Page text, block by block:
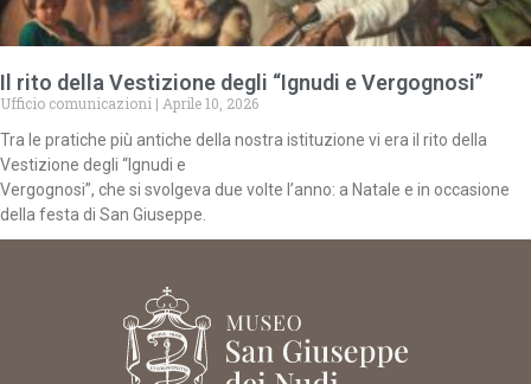
Il rito della Vestizione degli “Ignudi e Vergognosi”
Ufficio comunicazioni
Aprile 10, 2026
Tra le pratiche più antiche della nostra istituzione vi era il rito della
Vestizione degli “Ignudi e
Vergognosi”, che si svolgeva due volte l’anno: a Natale e in occasione
della festa di San Giuseppe.